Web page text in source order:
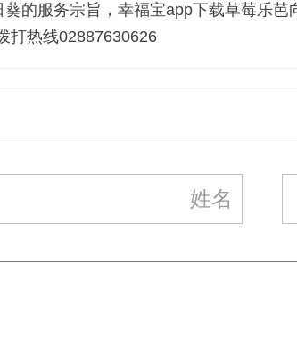
的服务宗旨，幸福宝app下载草莓乐
打热线02887630626